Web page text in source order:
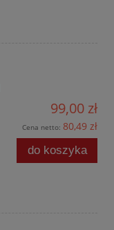
99,00 zł
Cena netto: 80,49 zł
do koszyka